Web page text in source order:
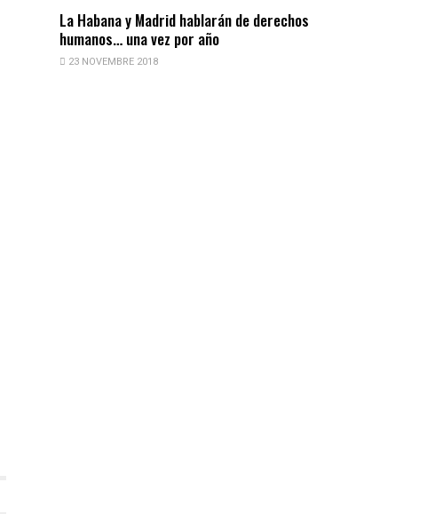
La Habana y Madrid hablarán de derechos
humanos… una vez por año
23 NOVEMBRE 2018